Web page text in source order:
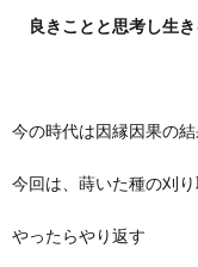
良きことと思考し生
今の時代は因縁因果の
今回は、蒔いた種の刈
やったらやり返す